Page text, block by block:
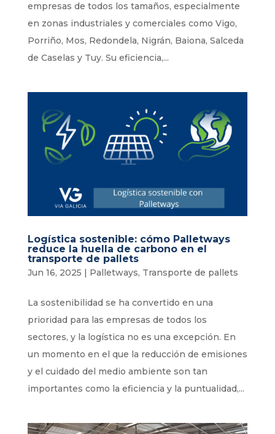
empresas de todos los tamaños, especialmente
en zonas industriales y comerciales como Vigo,
Porriño, Mos, Redondela, Nigrán, Baiona, Salceda
de Caselas y Tuy. Su eficiencia,...
Logística sostenible: cómo Palletways
reduce la huella de carbono en el
transporte de pallets
Jun 16, 2025 | Palletways, Transporte de pallets
La sostenibilidad se ha convertido en una
prioridad para las empresas de todos los
sectores, y la logística no es una excepción. En
un momento en el que la reducción de emisiones
y el cuidado del medio ambiente son tan
importantes como la eficiencia y la puntualidad,...